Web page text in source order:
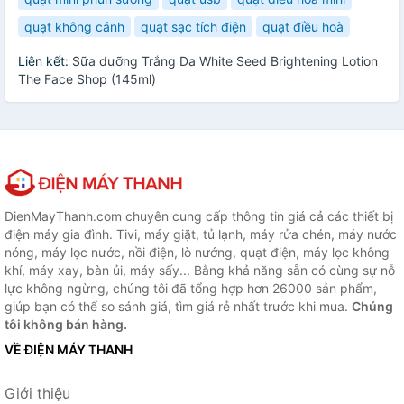
quạt không cánh
quạt sạc tích điện quạt điều hoà
Liên kết: Sữa dưỡng Trắng Da White Seed Brightening Lotion
The Face Shop (145ml)
DienMayThanh.com chuyên cung cấp thông tin giá cả các thiết bị
điện máy gia đình. Tivi, máy giặt, tủ lạnh, máy rửa chén, máy nước
nóng, máy lọc nước, nồi điện, lò nướng, quạt điện, máy lọc không
khí, máy xay, bàn ủi, máy sấy... Bằng khả năng sẵn có cùng sự nỗ
lực không ngừng, chúng tôi đã tổng hợp hơn 26000 sản phẩm,
giúp bạn có thể so sánh giá, tìm giá rẻ nhất trước khi mua. Chúng
tôi không bán hàng.
VỀ ĐIỆN MÁY THANH
Giới thiệu